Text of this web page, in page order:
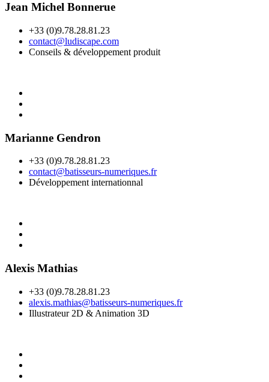
Jean Michel Bonnerue
+33 (0)9.78.28.81.23
contact@ludiscape.com
Conseils & développement produit
Marianne Gendron
+33 (0)9.78.28.81.23
contact@batisseurs-numeriques.fr
Développement internationnal
Alexis Mathias
+33 (0)9.78.28.81.23
alexis.mathias@batisseurs-numeriques.fr
Illustrateur 2D & Animation 3D